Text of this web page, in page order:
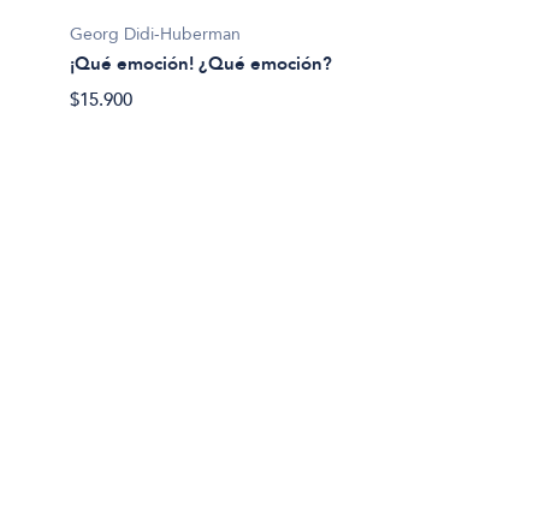
Georg Didi-Huberman
¡Qué emoción! ¿Qué emoción?
$15.900